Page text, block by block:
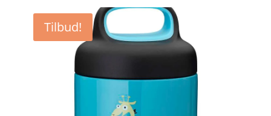
var:
189,95 kr..
er:
151,96 kr..
Tilbud!